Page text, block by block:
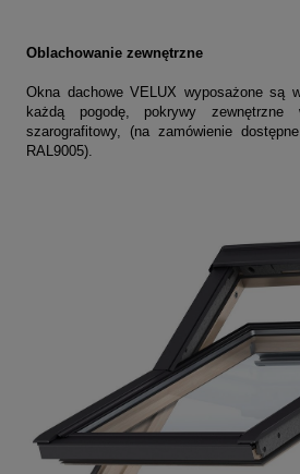
Oblachowanie zewnętrzne
Okna dachowe VELUX wyposażone są
każdą pogodę, pokrywy
szarografitowy, (na zamówienie
RAL9005).